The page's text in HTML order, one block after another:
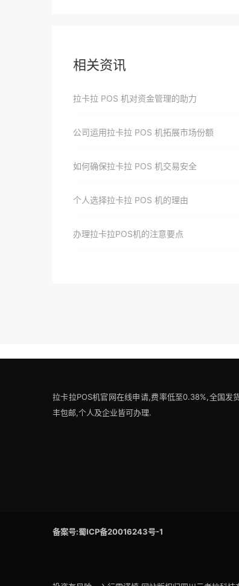
相关资讯
拉卡拉 POS 机对资金管理的助力
公司运用拉卡拉 POS 机拓展市场份额
如何确保拉卡拉 POS 机交易安全
个人选择拉卡拉 POS 机的理由
办理拉卡拉POS机的注意要点
拉卡拉POS机官网在线申请,费率低至0.38%,全国发
丰包邮,个人及企业皆可办理.
备案号:蜀ICP备20016243号-1